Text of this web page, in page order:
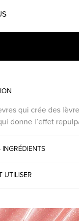
qui crée des
donne l’effet
INGRÉDIENTS
UTILISER